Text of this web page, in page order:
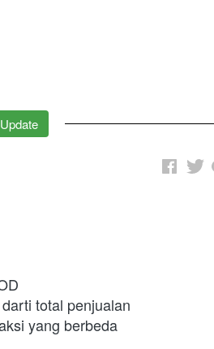
total penjualan
yang berbeda